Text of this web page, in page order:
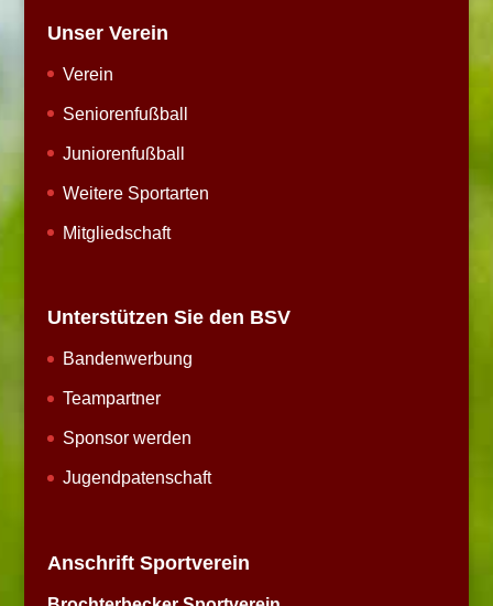
Unser Verein
Verein
Seniorenfußball
Juniorenfußball
Weitere Sportarten
Mitgliedschaft
Unterstützen Sie den BSV
Bandenwerbung
Teampartner
Sponsor werden
Jugendpatenschaft
Anschrift Sportverein